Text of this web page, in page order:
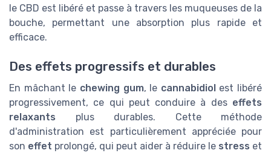
le CBD est libéré et passe à travers les muqueuses de la
bouche, permettant une absorption plus rapide et
efficace.
Des effets progressifs et durables
En mâchant le chewing gum, le cannabidiol est libéré
progressivement, ce qui peut conduire à des effets
relaxants plus durables. Cette méthode
d'administration est particulièrement appréciée pour
son effet prolongé, qui peut aider à réduire le stress et